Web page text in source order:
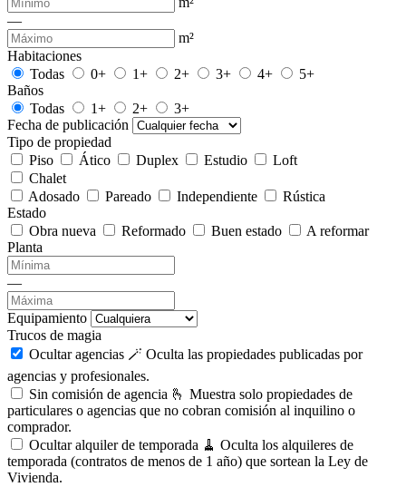
—
m²
Habitaciones
Todas
0+ 1+ 2+ 3+ 4+
5+
Baños
Todas
1+ 2+
3+
Fecha de publicación
Tipo de propiedad
Piso
Ático Duplex Estudio
Loft
Chalet
Adosado
Pareado Independiente
Rústica
Estado
Obra nueva
Reformado Buen estado
A reformar
Planta
—
Equipamiento
Trucos de magia
Ocultar agencias 🪄 Oculta las propiedades publicadas por
agencias y profesionales.
Sin comisión de agencia 🫰 Muestra solo propiedades de
particulares o agencias que no cobran comisión al inquilino o
comprador.
Ocultar alquiler de temporada 🧹 Oculta los alquileres de
temporada (contratos de menos de 1 año) que sortean la Ley de
Vivienda.